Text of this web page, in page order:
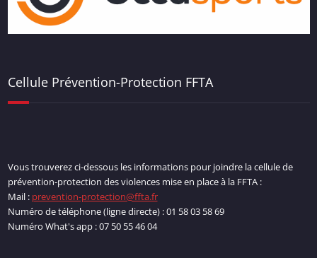
Cellule Prévention-Protection FFTA
Vous trouverez ci-dessous les informations pour joindre la cellule de
prévention-protection des violences mise en place à la FFTA :
Mail : prevention-protection@ffta.fr
Numéro de téléphone (ligne directe) : 01 58 03 58 69
Numéro What's app : 07 50 55 46 04